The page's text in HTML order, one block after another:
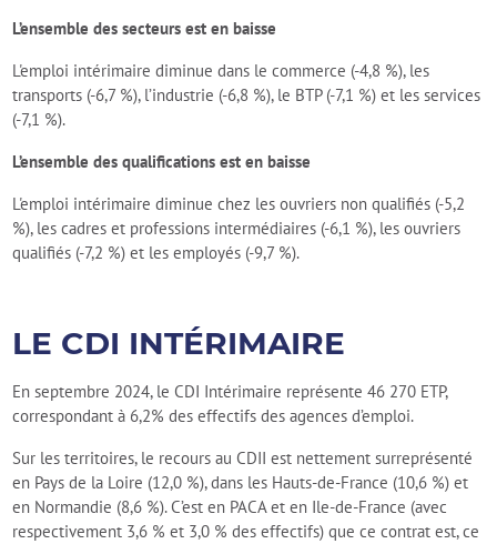
L’ensemble des secteurs est en baisse
L'emploi intérimaire diminue dans le commerce (-4,8 %), les
transports (-6,7 %), l’industrie (-6,8 %), le BTP (-7,1 %) et les services
(-7,1 %).
L’ensemble des qualifications est en baisse
L'emploi intérimaire diminue chez les ouvriers non qualifiés (-5,2
%), les cadres et professions intermédiaires (-6,1 %), les ouvriers
qualifiés (-7,2 %) et les employés (-9,7 %).
LE CDI INTÉRIMAIRE
En septembre 2024, le CDI Intérimaire représente 46 270 ETP,
correspondant à 6,2% des effectifs des agences d’emploi.
Sur les territoires, le recours au CDII est nettement surreprésenté
en Pays de la Loire (12,0 %), dans les Hauts-de-France (10,6 %) et
en Normandie (8,6 %). C’est en PACA et en Ile-de-France (avec
respectivement 3,6 % et 3,0 % des effectifs) que ce contrat est, ce